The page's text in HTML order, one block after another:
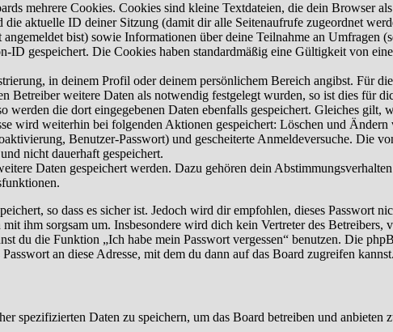
mehrere Cookies. Cookies sind kleine Textdateien, die dein Browser
aktuelle ID deiner Sitzung (damit dir alle Seitenaufrufe zugeordnet
bist) sowie Informationen über deine Teilnahme an Umfragen
ID gespeichert. Die Cookies haben standardmäßig eine Gültigkeit von
in deinem Profil oder deinem persönlichem Bereich angibst. Für
Betreiber weitere Daten als notwendig festgelegt wurden, so ist dies für
werden die dort eingegebenen Daten ebenfalls gespeichert. Gleiches
wird weiterhin bei folgenden Aktionen gespeichert: Löschen und
Benutzer-Passwort) und gescheiterte Anmeldeversuche. Die
nicht dauerhaft gespeichert.
Daten gespeichert werden. Dazu gehören dein
so dass es sicher ist. Jedoch wird dir empfohlen, dieses Passwort
ihm sorgsam um. Insbesondere wird dich kein Vertreter des
du die Funktion „Ich habe mein Passwort vergessen“ benutzen. Die
an diese Adresse, mit dem du dann auf das Board zugreifen kannst.
spezifizierten Daten zu speichern, um das Board betreiben und anbieten